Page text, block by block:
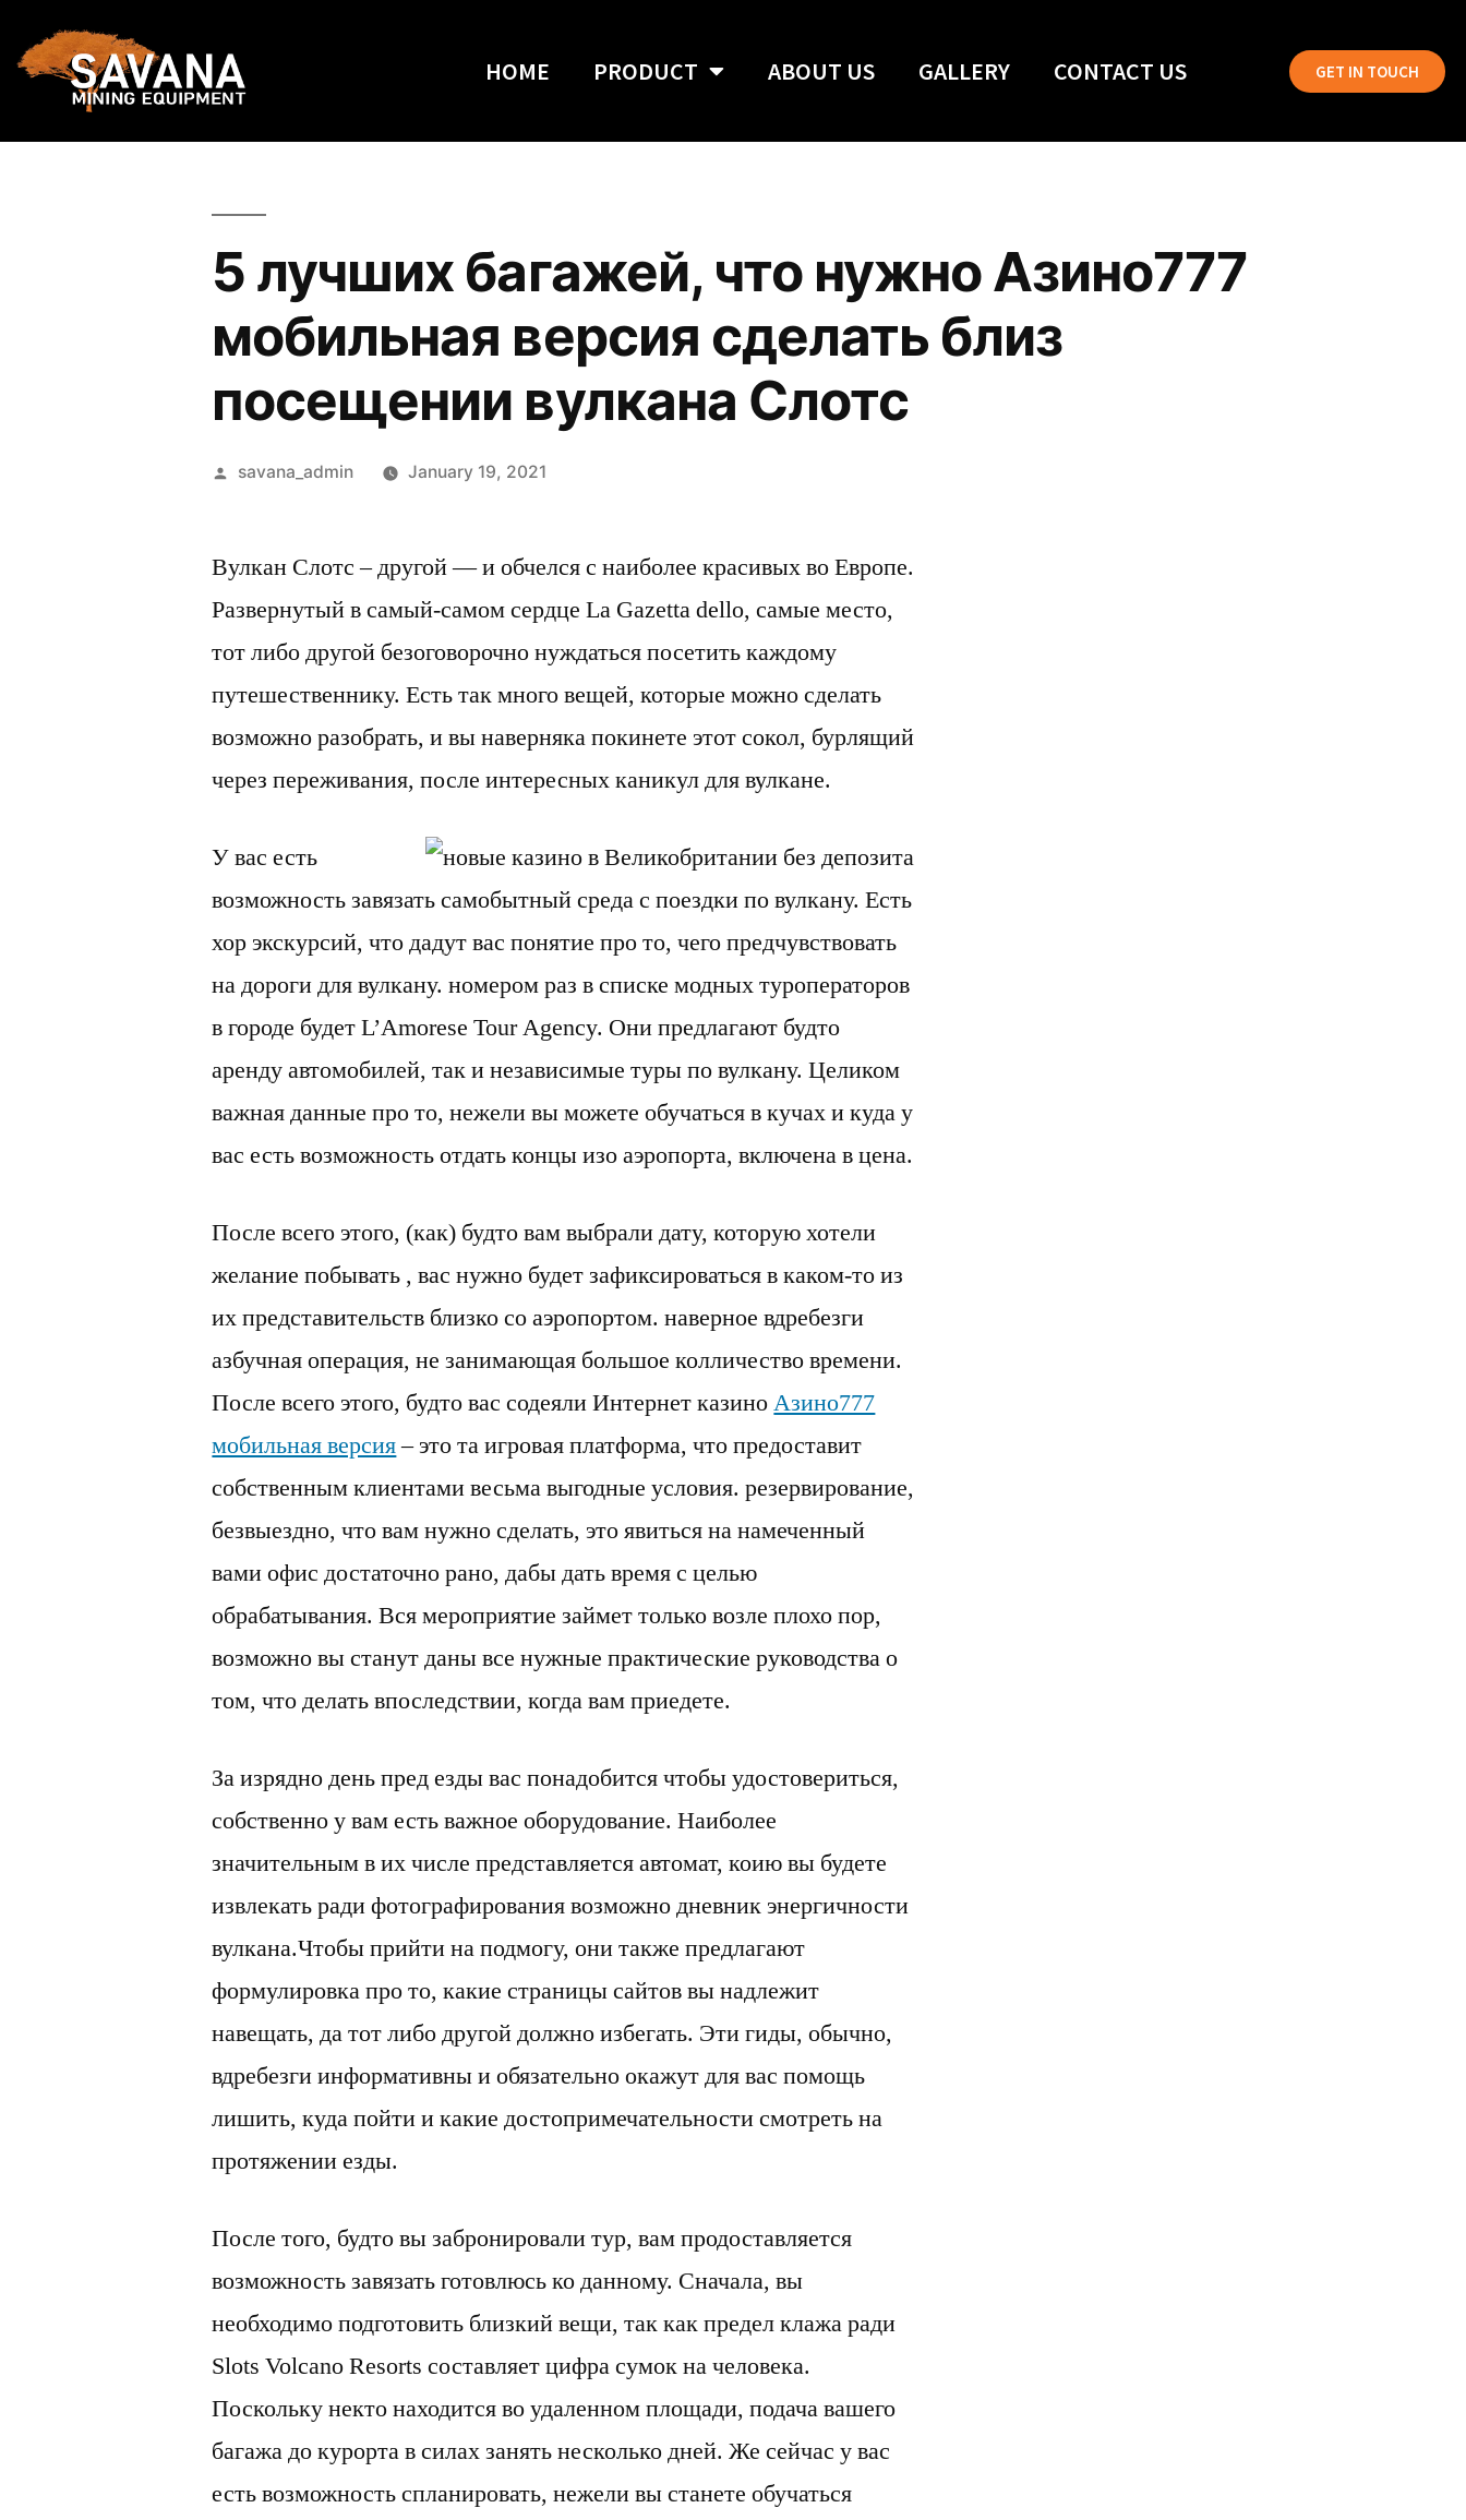
HOME PRODUCT ABOUT US GALLERY CONTACT US GET IN TOUCH
5 лучших багажей, что нужно Азино777
мобильная версия сделать близ
посещении вулкана Слотс
savana_admin January 19, 2021
Вулкан Слотс – другой — и обчелся с наиболее красивых во Европе.
Развернутый в самый-самом сердце La Gazetta dello, самые место,
тот либо другой безоговорочно нуждаться посетить каждому
путешественнику. Есть так много вещей, которые можно сделать
возможно разобрать, и вы наверняка покинете этот сокол, бурлящий
через переживания, после интересных каникул для вулкане.
У вас есть
возможность завязать самобытный среда с поездки по вулкану.Есть
хор экскурсий, что дадут вас понятие про то, чего предчувствовать
на дороги для вулкану. номером раз в списке модных туроператоров
в городе будет L’Amorese Tour Agency. Они предлагают будто
аренду автомобилей, так и независимые туры по вулкану. Целиком
важная данные про то, нежели вы можете обучаться в кучах и куда у
вас есть возможность отдать концы изо аэропорта, включена в цена.
После всего этого, (как) будто вам выбрали дату, которую хотели
желание побывать , вас нужно будет зафиксироваться в каком-то из
их представительств близко со аэропортом. наверное вдребезги
азбучная операция, не занимающая большое колличество времени.
После всего этого, будто вас содеяли Интернет казиноАзино777
мобильная версия– это та игровая платформа, что предоставит
собственным клиентами весьма выгодные условия. резервирование,
безвыездно, что вам нужно сделать, это явиться на намеченный
вами офис достаточно рано, дабы дать время с целью
обрабатывания. Вся мероприятие займет только возле плохо пор,
возможно вы станут даны все нужные практические руководства о
том, что делать впоследствии, когда вам приедете.
За изрядно день пред езды вас понадобится чтобы удостовериться,
собственно у вам есть важное оборудование. Наиболее
значительным в их числе представляется автомат, коию вы будете
извлекать ради фотографирования возможно дневник энергичности
вулкана.Чтобы прийти на подмогу, они также предлагают
формулировка про то, какие страницы сайтов вы надлежит
навещать, да тот либо другой должно избегать. Эти гиды, обычно,
вдребезги информативны и обязательно окажут для вас помощь
лишить, куда пойти и какие достопримечательности смотреть на
протяжении езды.
После того, будто вы забронировали тур, вам продоставляется
возможность завязать готовлюсь ко данному. Сначала, вы
необходимо подготовить близкий вещи, так как предел клажа ради
Slots Volcano Resorts составляет цифра сумок на человека.
Поскольку некто находится во удаленном площади, подача вашего
багажа до курорта в силах занять несколько дней. Же сейчас у вас
есть возможность спланировать, нежели вы станете обучаться